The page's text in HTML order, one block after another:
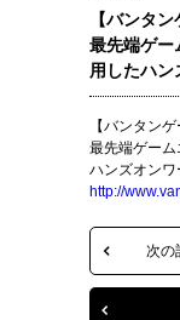
【バンタ
最先端ゲ
用したハン
【バンタン
最先端ゲー
ハンズオンワ
http://
次の